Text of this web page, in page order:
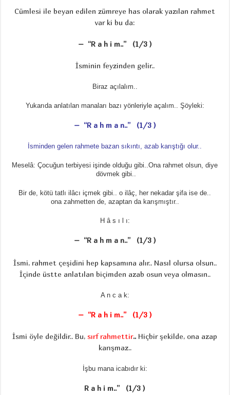
Cümlesi ile beyan edilen zümreye has olarak yazılan rahmet
var ki bu da:
– “R a h i m..” (1/3 )
İsminin feyzinden gelir..
Biraz açılalım..
Yukarıda anlatılan manaları bazı yönleriyle açalım.. Şöyleki:
– “R a h m a n..” (1/3 )
İsminden gelen rahmete bazan sıkıntı, azab karıştığı olur..
Meselâ: Çocuğun terbiyesi işinde olduğu gibi..Ona rahmet olsun, diye
dövmek gibi..
Bir de, kötü tatlı ilâcı içmek gibi.. o ilâç, her nekadar şifa ise de..
ona zahmetten de, azaptan da karışmıştır..
H â s ı l ı:
– “R a h m a n..” (1/3 )
İsmi, rahmet çeşidini hep kapsamına alır.. Nasıl olursa olsun..
İçinde üstte anlatılan biçimden azab osun veya olmasın..
A n c a k:
– “R a h i m..” (1/3 )
İsmi öyle değildir.. Bu, sırf rahmettir.. Hiçbir şekilde, ona azap
karışmaz..
İşbu mana icabıdır ki:
R a h i m..” (1/3 )